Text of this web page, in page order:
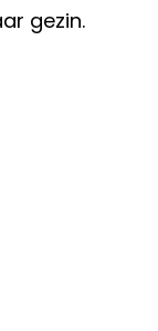
gezin.